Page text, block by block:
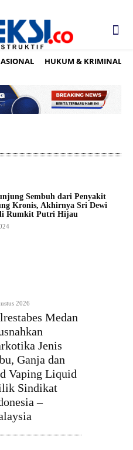
HUKUM & KRIMINAL
Sembuh dari Penyakit
Kronis, Akhirnya Sri Dewi
Rumkit Putri Hijau
2026
Medan
Jenis
Ganja dan
Vaping Liquid
Sindikat
–